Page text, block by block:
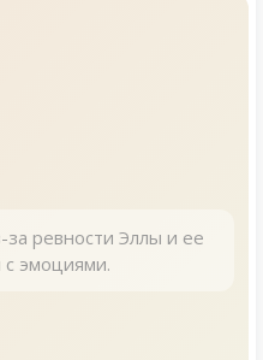
за ревности Эллы и ее
с эмоциями.